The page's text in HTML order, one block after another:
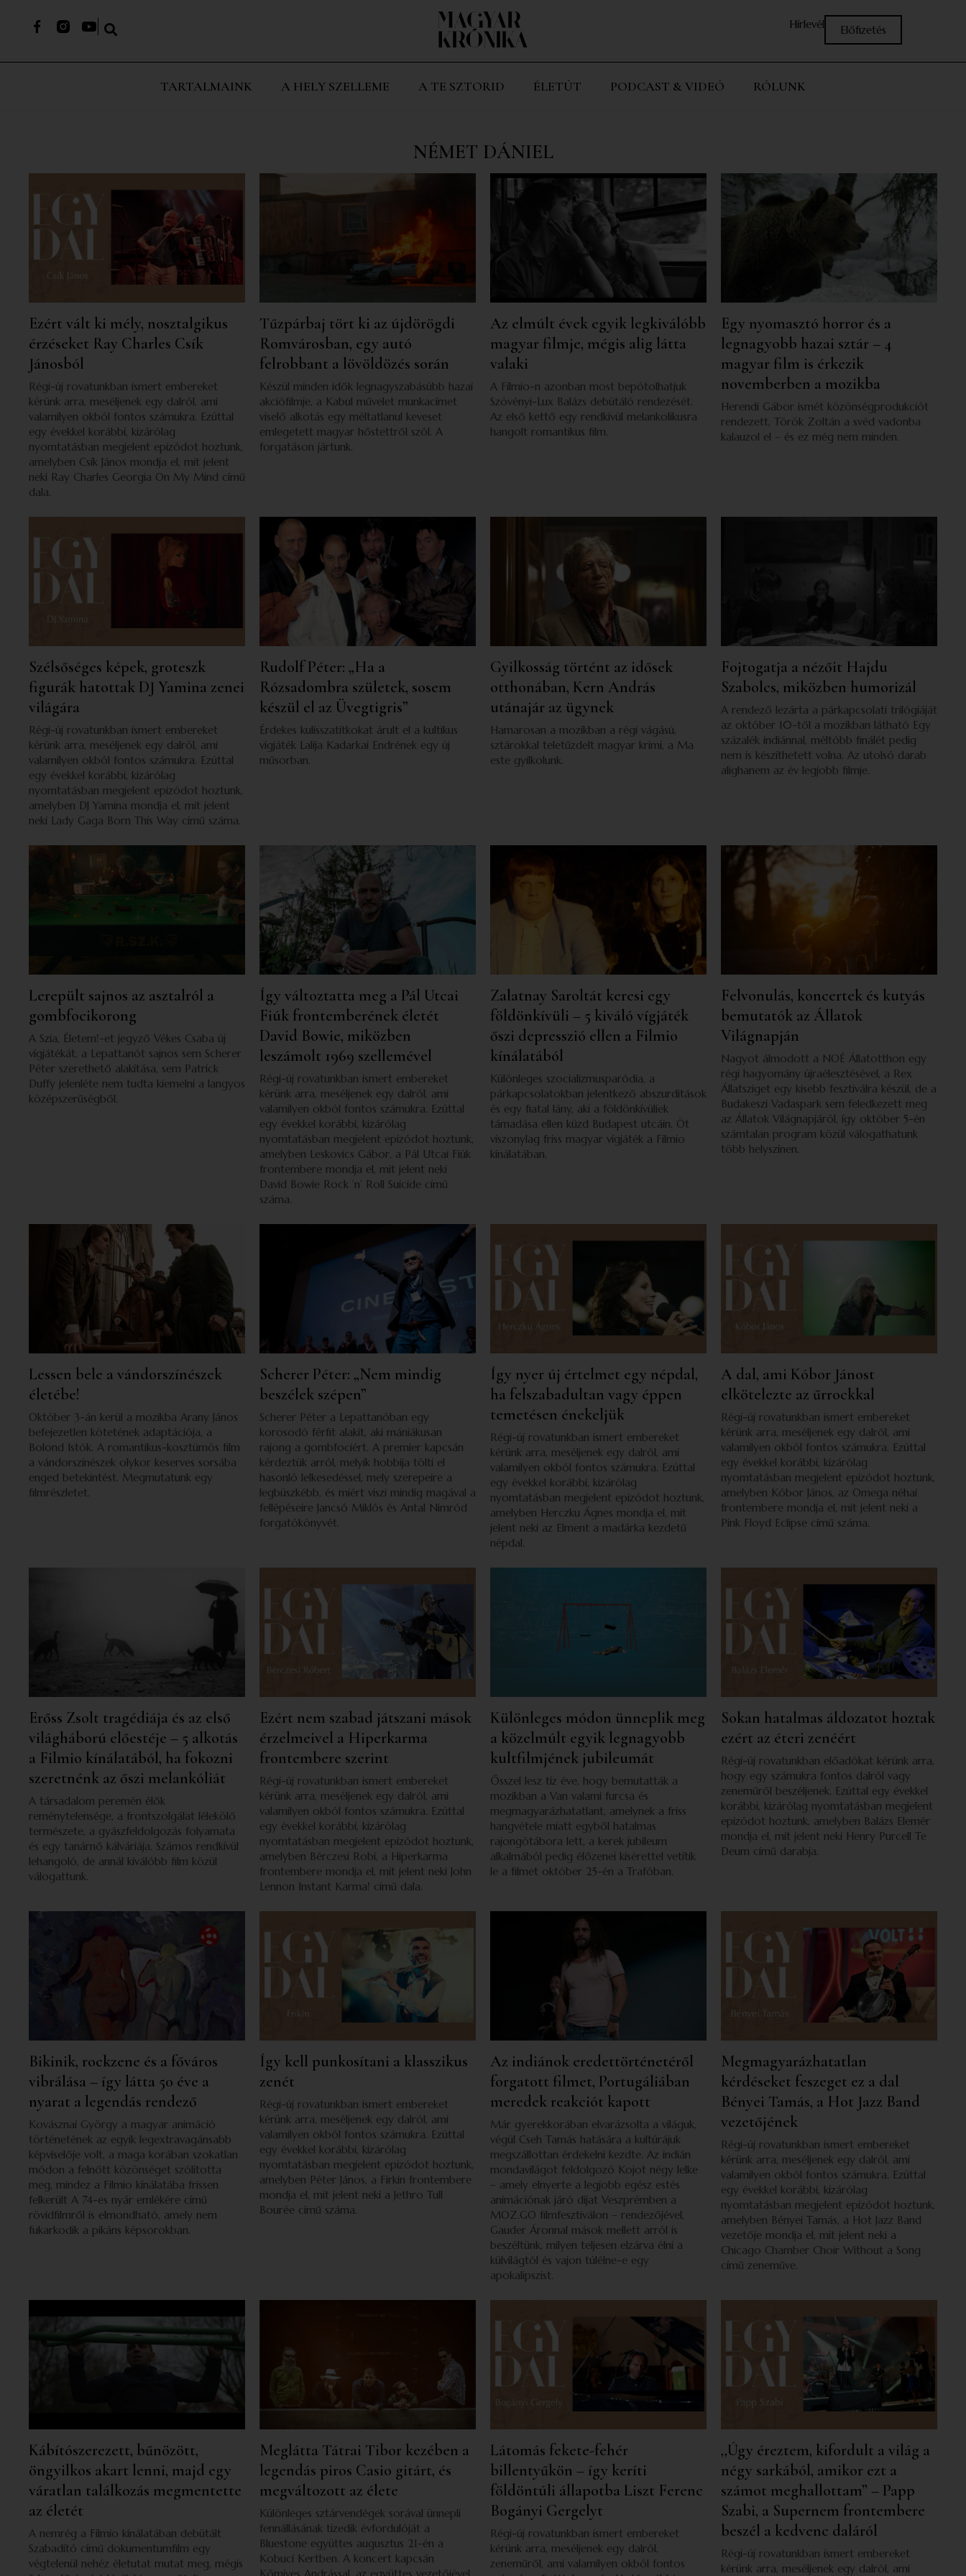
Hírlevél Előfizetés
TARTALMAINK A HELY SZELLEME A TE SZTORID ÉLETÚT PODCAST & VIDEÓ RÓLUNK
NÉMET DÁNIEL
Ezért vált ki mély, nosztalgikus
érzéseket Ray Charles Csík
Jánosból
Régi-új rovatunkban ismert embereket
kérünk arra, meséljenek egy dalról, ami
valamilyen okból fontos számukra. Ezúttal
egy évekkel korábbi, kizárólag
nyomtatásban megjelent epizódot hoztunk,
amelyben Csík János mondja el, mit jelent
neki Ray Charles Georgia On My Mind című
dala.
Tűzpárbaj tört ki az újdörögdi
Romvárosban, egy autó
felrobbant a lövöldözés során
Készül minden idők legnagyszabásúbb hazai
akciófilmje, a Kabul művelet munkacímet
viselő alkotás egy méltatlanul keveset
emlegetett magyar hőstettről szól. A
forgatáson jártunk.
Az elmúlt évek egyik legkiválóbb
magyar filmje, mégis alig látta
valaki
A Filmio-n azonban most bepótolhatjuk
Szövényi-Lux Balázs debütáló rendezését.
Az első kettő egy rendkívül melankolikusra
hangolt romantikus film.
Egy nyomasztó horror és a
legnagyobb hazai sztár – 4
magyar film is érkezik
novemberben a mozikba
Herendi Gábor ismét közönségprodukciót
rendezett, Török Zoltán a svéd vadonba
kalauzol el – és ez még nem minden.
Szélsőséges képek, groteszk
figurák hatottak DJ Yamina zenei
világára
Régi-új rovatunkban ismert embereket
kérünk arra, meséljenek egy dalról, ami
valamilyen okból fontos számukra. Ezúttal
egy évekkel korábbi, kizárólag
nyomtatásban megjelent epizódot hoztunk,
amelyben DJ Yamina mondja el, mit jelent
neki Lady Gaga Born This Way című száma.
Rudolf Péter: „Ha a
Rózsadombra születek, sosem
készül el az Üvegtigris”
Érdekes kulisszatitkokat árult el a kultikus
vígjáték Lalija Kadarkai Endrének egy új
műsorban.
Gyilkosság történt az idősek
otthonában, Kern András
utánajár az ügynek
Hamarosan a mozikban a régi vágású,
sztárokkal teletűzdelt magyar krimi, a Ma
este gyilkolunk.
Fojtogatja a nézőit Hajdu
Szabolcs, miközben humorizál
A rendező lezárta a párkapcsolati trilógiáját
az október 10-től a mozikban látható Egy
százalék indiánnal, méltóbb finálét pedig
nem is készíthetett volna. Az utolsó darab
alighanem az év legjobb filmje.
Lerepült sajnos az asztalról a
gombfocikorong
A Szia, Életem!-et jegyző Vékes Csaba új
vígjátékát, a Lepattanót sajnos sem Scherer
Péter szerethető alakítása, sem Patrick
Duffy jelenléte nem tudta kiemelni a langyos
középszerűségből.
Így változtatta meg a Pál Utcai
Fiúk frontemberének életét
David Bowie, miközben
leszámolt 1969 szellemével
Régi-új rovatunkban ismert embereket
kérünk arra, meséljenek egy dalról, ami
valamilyen okból fontos számukra. Ezúttal
egy évekkel korábbi, kizárólag
nyomtatásban megjelent epizódot hoztunk,
amelyben Leskovics Gábor, a Pál Utcai Fiúk
frontembere mondja el, mit jelent neki
David Bowie Rock ’n’ Roll Suicide című
száma.
Zalatnay Saroltát keresi egy
földönkívüli – 5 kiváló vígjáték
őszi depresszió ellen a Filmio
kínálatából
Különleges szocializmusparódia, a
párkapcsolatokban jelentkező abszurditások
és egy fiatal lány, aki a földönkívüliek
támadása ellen küzd Budapest utcáin. Öt
viszonylag friss magyar vígjáték a Filmio
kínálatában.
Felvonulás, koncertek és kutyás
bemutatók az Állatok
Világnapján
Nagyot álmodott a NOÉ Állatotthon egy
régi hagyomány újraélesztésével, a Rex
Állatsziget egy kisebb fesztiválra készül, de a
Budakeszi Vadaspark sem feledkezett meg
az Állatok Világnapjáról, így október 5-én
számtalan program közül válogathatunk
több helyszínen.
Lessen bele a vándorszínészek
életébe!
Október 3-án kerül a mozikba Arany János
befejezetlen kötetének adaptációja, a
Bolond Istók. A romantikus-kosztümös film
a vándorszínészek olykor keserves sorsába
enged betekintést. Megmutatunk egy
filmrészletet.
Scherer Péter: „Nem mindig
beszélek szépen”
Scherer Péter a Lepattanóban egy
korosodó férfit alakít, aki mániákusan
rajong a gombfociért. A premier kapcsán
kérdeztük arról, melyik hobbija tölti el
hasonló lelkesedéssel, mely szerepeire a
legbüszkébb, és miért viszi mindig magával a
fellépéseire Jancsó Miklós és Antal Nimród
forgatókönyvét.
Így nyer új értelmet egy népdal,
ha felszabadultan vagy éppen
temetésen énekeljük
Régi-új rovatunkban ismert embereket
kérünk arra, meséljenek egy dalról, ami
valamilyen okból fontos számukra. Ezúttal
egy évekkel korábbi, kizárólag
nyomtatásban megjelent epizódot hoztunk,
amelyben Herczku Ágnes mondja el, mit
jelent neki az Elment a madárka kezdetű
népdal.
A dal, ami Kóbor Jánost
elkötelezte az űrrockkal
Régi-új rovatunkban ismert embereket
kérünk arra, meséljenek egy dalról, ami
valamilyen okból fontos számukra. Ezúttal
egy évekkel korábbi, kizárólag
nyomtatásban megjelent epizódot hoztunk,
amelyben Kóbor János, az Omega néhai
frontembere mondja el, mit jelent neki a
Pink Floyd Eclipse című száma.
Erőss Zsolt tragédiája és az első
világháború előestéje – 5 alkotás
a Filmio kínálatából, ha fokozni
szeretnénk az őszi melankóliát
A társadalom peremén élők
reménytelensége, a frontszolgálat lélekölő
természete, a gyászfeldolgozás folyamata
és egy tanárnő kálváriája. Számos rendkívül
lehangoló, de annál kiválóbb film közül
válogattunk.
Ezért nem szabad játszani mások
érzelmeivel a Hiperkarma
frontembere szerint
Régi-új rovatunkban ismert embereket
kérünk arra, meséljenek egy dalról, ami
valamilyen okból fontos számukra. Ezúttal
egy évekkel korábbi, kizárólag
nyomtatásban megjelent epizódot hoztunk,
amelyben Bérczesi Robi, a Hiperkarma
frontembere mondja el, mit jelent neki John
Lennon Instant Karma! című dala.
Különleges módon ünneplik meg
a közelmúlt egyik legnagyobb
kultfilmjének jubileumát
Ősszel lesz tíz éve, hogy bemutatták a
mozikban a Van valami furcsa és
megmagyarázhatatlant, amelynek a friss
hangvétele miatt egyből hatalmas
rajongótábora lett, a kerek jubileum
alkalmából pedig élőzenei kísérettel vetítik
le a filmet október 25-én a Trafóban.
Sokan hatalmas áldozatot hoztak
ezért az éteri zenéért
Régi-új rovatunkban előadókat kérünk arra,
hogy egy számukra fontos dalról vagy
zeneműről beszéljenek. Ezúttal egy évekkel
korábbi, kizárólag nyomtatásban megjelent
epizódot hoztunk, amelyben Balázs Elemér
mondja el, mit jelent neki Henry Purcell Te
Deum című darabja.
Bikinik, rockzene és a főváros
vibrálása – így látta 50 éve a
nyarat a legendás rendező
Kovásznai György a magyar animáció
történetének az egyik legextravagánsabb
képviselője volt, a maga korában szokatlan
módon a felnőtt közönséget szólította
meg, mindez a Filmio kínálatába frissen
felkerült A 74-es nyár emlékére című
rövidfilmről is elmondható, amely nem
fukarkodik a pikáns képsorokban.
Így kell punkosítani a klasszikus
zenét
Régi-új rovatunkban ismert embereket
kérünk arra, meséljenek egy dalról, ami
valamilyen okból fontos számukra. Ezúttal
egy évekkel korábbi, kizárólag
nyomtatásban megjelent epizódot hoztunk,
amelyben Péter János, a Firkin frontembere
mondja el, mit jelent neki a Jethro Tull
Bourée című száma.
Az indiánok eredettörténetéről
forgatott filmet, Portugáliában
meredek reakciót kapott
Már gyerekkorában elvarázsolta a világuk,
végül Cseh Tamás hatására a kultúrájuk
megszállottan érdekelni kezdte. Az indián
mondavilágot feldolgozó Kojot négy lelke
– amely elnyerte a legjobb egész estés
animációnak járó díjat Veszprémben a
MOZ.GO filmfesztiválon – rendezőjével,
Gauder Áronnal mások mellett arról is
beszéltünk, milyen teljesen elzárva élni a
külvilágtól és vajon túlélne-e egy
apokalipszist.
Megmagyarázhatatlan
kérdéseket feszeget ez a dal
Bényei Tamás, a Hot Jazz Band
vezetőjének
Régi-új rovatunkban ismert embereket
kérünk arra, meséljenek egy dalról, ami
valamilyen okból fontos számukra. Ezúttal
egy évekkel korábbi, kizárólag
nyomtatásban megjelent epizódot hoztunk,
amelyben Bényei Tamás, a Hot Jazz Band
vezetője mondja el, mit jelent neki a
Chicago Chamber Choir Without a Song
című zeneműve.
Kábítószerezett, bűnözött,
öngyilkos akart lenni, majd egy
váratlan találkozás megmentette
az életét
A nemrég a Filmio kínálatában debütált
Szabadító című dokumentumfilm egy
végtelenül nehéz életutat mutat meg, mégis
Meglátta Tátrai Tibor kezében a
legendás piros Casio gitárt, és
megváltozott az élete
Különleges sztárvendégek sorával ünnepli
fennállásának tizedik évfordulóját a
Bluestone együttes augusztus 21-én a
Kobuci Kertben. A koncert kapcsán
Látomás fekete-fehér
billentyűkön – így keríti
földöntúli állapotba Liszt Ferenc
Bogányi Gergelyt
Régi-új rovatunkban ismert embereket
kérünk arra, meséljenek egy dalról,
zeneműről, ami valamilyen okból fontos
,,Úgy éreztem, kifordult a világ a
négy sarkából, amikor ezt a
számot meghallottam” – Papp
Szabi, a Supernem frontembere
beszél a kedvenc daláról
Régi-új rovatunkban ismert embereket
kérünk arra, meséljenek egy dalról, ami